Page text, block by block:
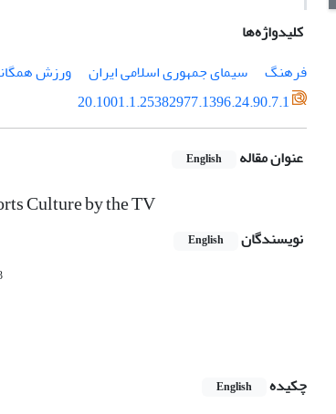
کلیدواژه‌ها
فرهنگ
سیمای جمهوری اسلامی ایران ورزش
20.1001.1.25382977.1396.24.90.7.1
عنوان مقاله English
Culture by the TV
نویسندگان English
چکیده
English